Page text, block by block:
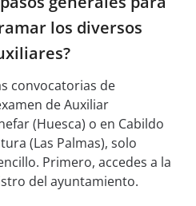
los diversos
convocatorias de
de Auxiliar
(Huesca) o en Cabildo
(Las Palmas), solo
Primero, accedes a la
del ayuntamiento.